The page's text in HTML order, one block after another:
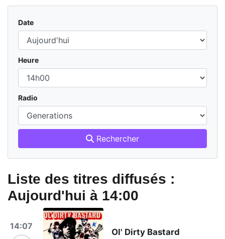
Date
Heure
Radio
Rechercher
Liste des titres diffusés :
Aujourd'hui à 14:00
14:07
Ol' Dirty Bastard